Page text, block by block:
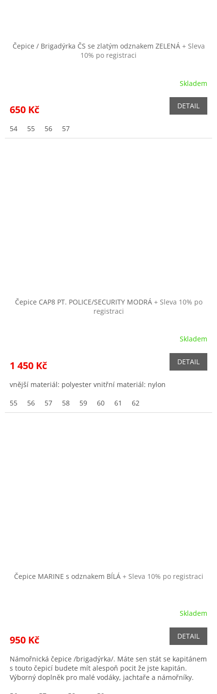
Čepice / Brigadýrka ČS se zlatým odznakem ZELENÁ + Sleva
10% po registraci
je
z
5
Skladem
650 Kč DETAIL
54 55 56 57
Čepice CAP8 PT. POLICE/SECURITY MODRÁ + Sleva 10% po
registraci
Skladem
1 450 Kč DETAIL
vnější materiál: polyester vnitřní materiál: nylon
55
56 57 58 59 60 61 62
Čepice MARINE s odznakem BÍLÁ + Sleva 10% po registraci
Skladem
950 Kč DETAIL
Námořnická čepice /brigadýrka/. Máte sen stát se kapitánem
s touto čepicí budete mít alespoň pocit že jste kapitán.
Výborný doplněk pro malé vodáky, jachtaře a námořníky.